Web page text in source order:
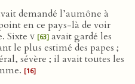
demandé l’aumône à
en ce pays-là de voir
Sixte v [63] avait gardé les
le plus estimé des papes ;
sévère ; il avait toutes les
[16]